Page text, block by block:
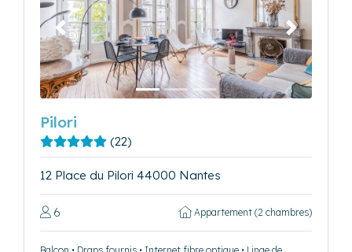
Précédent Suivant
Pilori
(22)
12 Place du Pilori 44000 Nantes
6 Appartement (2 chambres)